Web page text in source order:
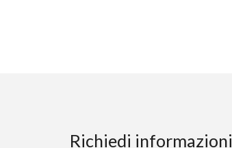
Richiedi informazioni